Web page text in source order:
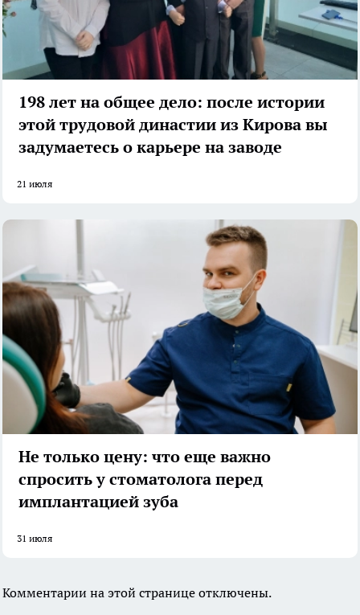
198 лет на общее дело: после истории
этой трудовой династии из Кирова вы
задумаетесь о карьере на заводе
21 июля
Не только цену: что еще важно
спросить у стоматолога перед
имплантацией зуба
31 июля
Комментарии на этой странице отключены.